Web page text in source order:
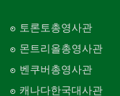
토론토총영사관
몬트리올총영사관
벤쿠버총영사관
캐나다한국대사관